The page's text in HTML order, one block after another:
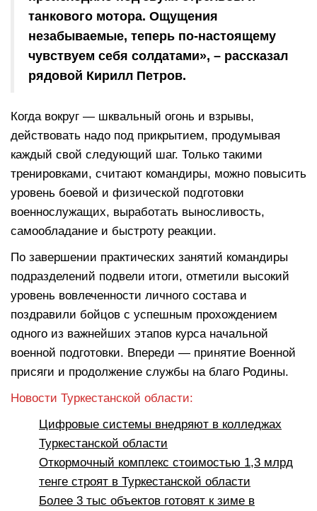
танкового мотора. Ощущения
незабываемые, теперь по-настоящему
чувствуем себя солдатами», – рассказал
рядовой Кирилл Петров.
Когда вокруг — шквальный огонь и взрывы,
действовать надо под прикрытием, продумывая
каждый свой следующий шаг. Только такими
тренировками, считают командиры, можно повысить
уровень боевой и физической подготовки
военнослужащих, выработать выносливость,
самообладание и быстроту реакции.
По завершении практических занятий командиры
подразделений подвели итоги, отметили высокий
уровень вовлеченности личного состава и
поздравили бойцов с успешным прохождением
одного из важнейших этапов курса начальной
военной подготовки. Впереди — принятие Военной
присяги и продолжение службы на благо Родины.
Новости Туркестанской области:
Цифровые системы внедряют в колледжах
Туркестанской области
Откормочный комплекс стоимостью 1,3 млрд
тенге строят в Туркестанской области
Более 3 тыс объектов готовят к зиме в